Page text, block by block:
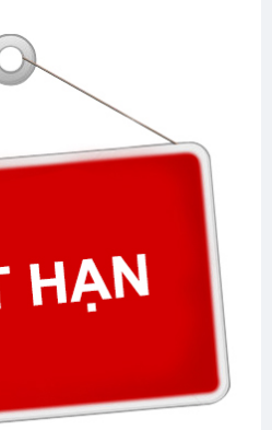
Hà Nội Cần Tuyển
Doanh (nam)
Viên Kinh Doanh (nam), Tại